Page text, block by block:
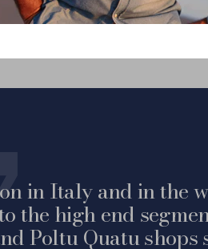
in Italy and in the
the high end
Poltu Quatu shops